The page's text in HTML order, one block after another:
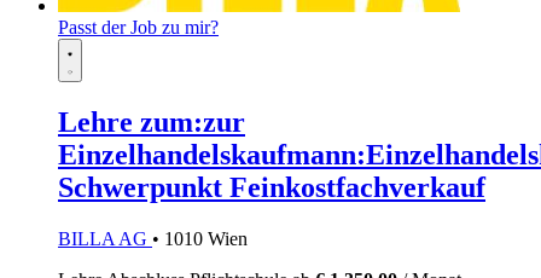
Passt der Job zu mir?
Lehre zum:zur
Schwerpunkt Feinkostfachverkauf
BILLA AG • 1010 Wien